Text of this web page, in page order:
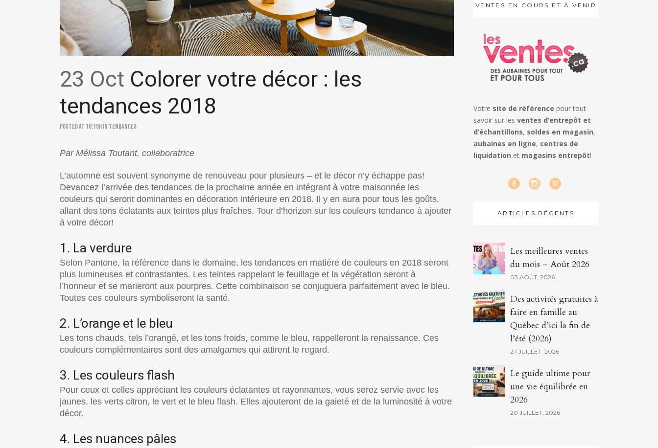
23 Oct Colorer votre décor : les
tendances 2018
Posted at 10:15hin Tendances
Par Mélissa Toutant, collaboratrice
L’automne est souvent synonyme de renouveau pour plusieurs – et le décor n’y échappe pas!
Devancez l’arrivée des tendances de la prochaine année en intégrant à votre maisonnée les
couleurs qui seront dominantes en décoration intérieure en 2018. Il y en aura pour tous les goûts,
allant des tons éclatants aux teintes plus fraîches. Tour d’horizon sur les couleurs tendance à ajouter
à votre décor!
1. La verdure
Selon Pantone, la référence dans le domaine, les tendances en matière de couleurs en 2018 seront
plus lumineuses et contrastantes. Les teintes rappelant le feuillage et la végétation seront à
l’honneur et se marieront aux pourpres. Cette combinaison se conjuguera parfaitement avec le bleu.
Toutes ces couleurs symboliseront la santé.
2. L’orange et le bleu
Les tons chauds, tels l’orangé, et les tons froids, comme le bleu, rappelleront la renaissance. Ces
couleurs complémentaires sont des amalgames qui attirent le regard.
3. Les couleurs flash
Pour ceux et celles appréciant les couleurs éclatantes et rayonnantes, vous serez servie avec les
jaunes, les verts citron, le vert et le bleu flash. Elles ajouteront de la gaieté et de la luminosité à votre
décor.
4. Les nuances pâles
VENTES EN COURS ET À VENIR
Votre site de référence pour tout
savoir sur les ventes d’entrepôt et
d’échantillons, soldes en magasin,
aubaines en ligne, centres de
liquidation et magasins entrepôt!
ARTICLES RÉCENTS
Les meilleures ventes
du mois – Août 2026
03 AOÛT, 2026
Des activités gratuites à
faire en famille au
Québec d’ici la fin de
l’été (2026)
27 JUILLET, 2026
Le guide ultime pour
une vie équilibrée en
2026
20 JUILLET, 2026